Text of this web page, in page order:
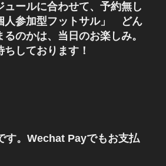
ュールに合わせて、予約無し
人参加型フットサル」 どん
のかは、当日のお楽しみ。
しております！
。Wechat Payでもお支払